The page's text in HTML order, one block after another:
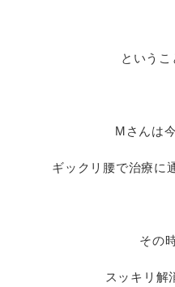
という
Mさんは
ギックリ腰で治療に
その
スッキリ解